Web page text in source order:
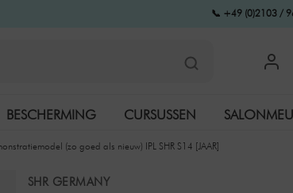
📞 +49 (0)2103 /
BESCHERMING CURSUSSEN
(zo goed als nieuw) IPL SHR S14 [JAAR]
SHR GERMANY